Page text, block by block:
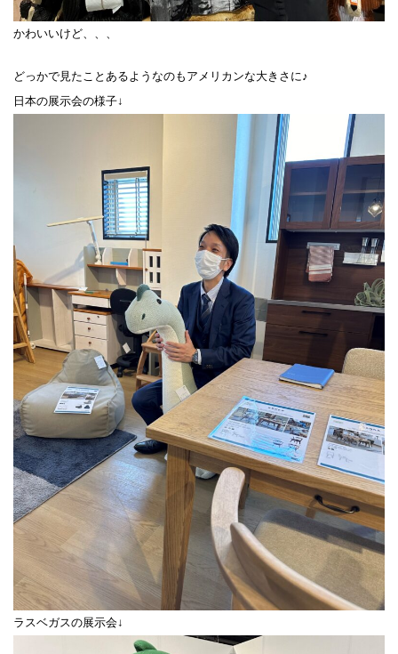
かわいいけど、、、
どっかで見たことあるようなのもアメリカンな大きさに♪
日本の展示会の様子↓
ラスベガスの展示会↓